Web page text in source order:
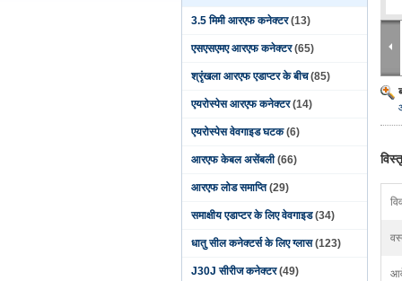
3.5 मिमी आरएफ कनेक्टर (13)
एसएसएमए आरएफ कनेक्टर (65)
श्रृंखला आरएफ एडाप्टर के बीच (85)
एयरोस्पेस आरएफ कनेक्टर (14)
एयरोस्पेस वेवगाइड घटक (6)
आरएफ केबल असेंबली (66)
आरएफ लोड समाप्ति (29)
समाक्षीय एडाप्टर के लिए वेवगाइड (34)
धातु सील कनेक्टर्स के लिए ग्लास (123)
J30J सीरीज कनेक्टर (49)